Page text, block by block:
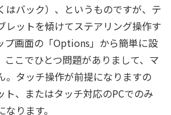
はバック）、というものですが、テ
レットを傾けてステアリング操作す
プ画面の「Options」から簡単に設
ここでひとつ問題がありまして、マ
。タッチ操作が前提になりますの
ト、またはタッチ対応のPCでのみ
ります。